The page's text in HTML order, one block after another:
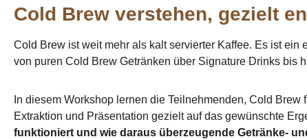
Cold Brew verstehen, gezielt
Cold Brew ist weit mehr als kalt servierter Kaffee. Es ist
von puren Cold Brew Getränken über Signature Drinks bis
In diesem Workshop lernen die Teilnehmenden, Cold
Extraktion und Präsentation gezielt auf das gewünschte
funktioniert und wie daraus überzeugende Getränke-